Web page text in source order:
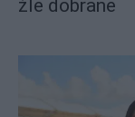
źle dobrane